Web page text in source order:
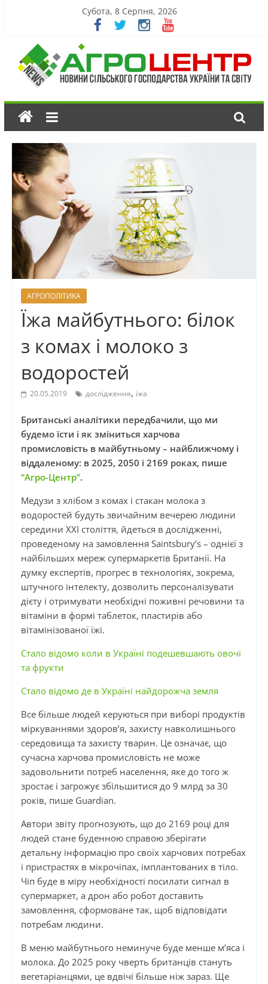
Субота, 8 Серпня, 2026
АГРОПОЛІТИКА
Їжа майбутнього: білок
з комах і молоко з
водоростей
20.05.2019 дослідження, їжа
Британські аналітики передбачили, що ми
будемо їсти і як зміниться харчова
промисловість в майбутньому – найближчому і
віддаленому: в 2025, 2050 і 2169 роках, пише
“Агро-Центр”.
Медузи з хлібом з комах і стакан молока з
водоростей будуть звичайним вечерею людини
середини XXI століття, йдеться в дослідженні,
проведеному на замовлення Saintsbury’s – однієї з
найбільших мереж супермаркетів Британії. На
думку експертів, прогрес в технологіях, зокрема,
штучного інтелекту, дозволить персоналізувати
дієту і отримувати необхідні поживні речовини та
вітаміни в формі таблеток, пластирів або
вітамінізованої їжі.
Стало відомо коли в Україні подешевшають овочі
та фрукти
Стало відомо де в Україні найдорожча земля
Все більше людей керуються при виборі продуктів
міркуваннями здоров’я, захисту навколишнього
середовища та захисту тварин. Це означає, що
сучасна харчова промисловість не може
задовольнити потреб населення, яке до того ж
зростає і загрожує збільшитися до 9 млрд за 30
років, пише Guardian.
Автори звіту прогнозують, що до 2169 році для
людей стане буденною справою зберігати
детальну інформацію про своїх харчових потребах
і пристрастях в мікрочіпах, імплантованих в тіло.
Чіп буде в міру необхідності посилати сигнал в
супермаркет, а дрон або робот доставить
замовлення, сформоване так, щоб відповідати
потребам людини.
В меню майбутнього неминуче буде менше м’яса і
молока. До 2025 року чверть британців стануть
вегетаріанцями, це вдвічі більше ніж зараз. Ще